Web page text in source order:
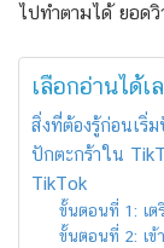
ไปทำตามได้ ยอด
เลือกอ่านได้เ
สิ่งที่ต้องรู้ก่อนเริ่
ปักตะกร้าใน
TikTok
ขั้นตอนที่ 1: เ
ขั้นตอนที่ 2: เข้